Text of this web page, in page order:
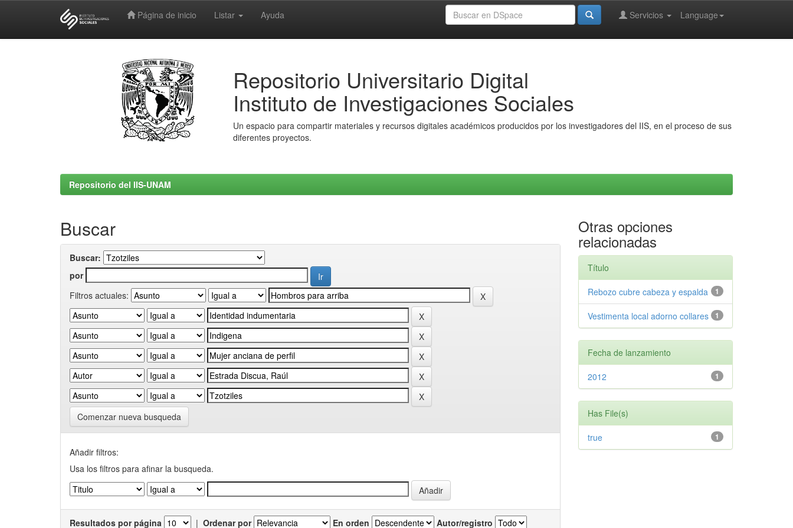
Página de inicio Listar Ayuda Language
Servicios
Repositorio Universitario Digital
Instituto de Investigaciones Sociales
Un espacio para compartir materiales y recursos digitales académicos producidos por los investigadores del IIS, en el proceso de sus
diferentes proyectos.
Repositorio del IIS-UNAM
Buscar
Buscar:
por
Filtros actuales:
Comenzar nueva busqueda
Añadir filtros:
Usa los filtros para afinar la busqueda.
Resultados por página | Ordenar por En orden Autor/registro
Otras opciones
relacionadas
Título
1
Rebozo cubre cabeza y espalda
1
Vestimenta local adorno collares
Fecha de lanzamiento
1
2012
Has File(s)
1
true